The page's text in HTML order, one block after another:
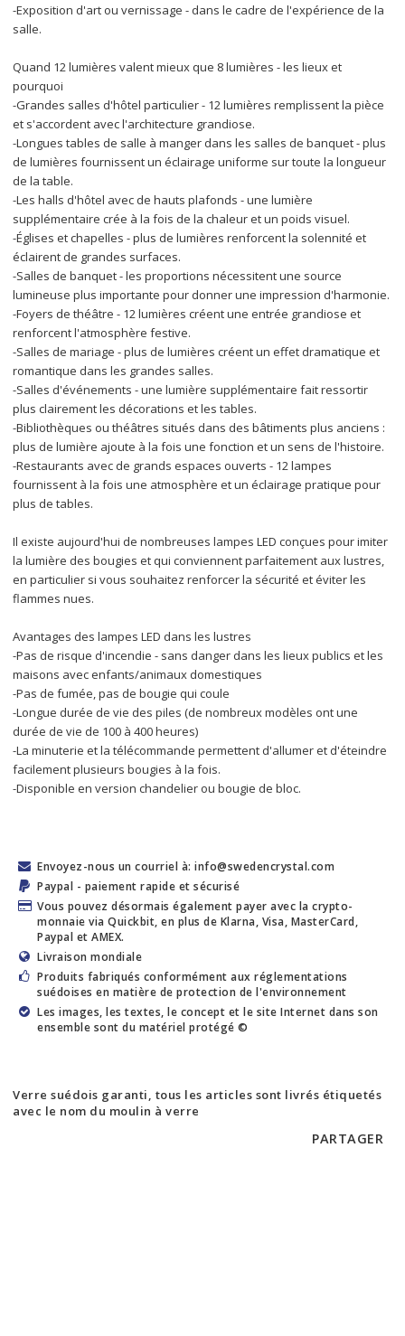
-Exposition d'art ou vernissage - dans le cadre de l'expérience de la
salle.
Quand 12 lumières valent mieux que 8 lumières - les lieux et
pourquoi
-Grandes salles d'hôtel particulier - 12 lumières remplissent la pièce
et s'accordent avec l'architecture grandiose.
-Longues tables de salle à manger dans les salles de banquet - plus
de lumières fournissent un éclairage uniforme sur toute la longueur
de la table.
-Les halls d'hôtel avec de hauts plafonds - une lumière
supplémentaire crée à la fois de la chaleur et un poids visuel.
-Églises et chapelles - plus de lumières renforcent la solennité et
éclairent de grandes surfaces.
-Salles de banquet - les proportions nécessitent une source
lumineuse plus importante pour donner une impression d'harmonie.
-Foyers de théâtre - 12 lumières créent une entrée grandiose et
renforcent l'atmosphère festive.
-Salles de mariage - plus de lumières créent un effet dramatique et
romantique dans les grandes salles.
-Salles d'événements - une lumière supplémentaire fait ressortir
plus clairement les décorations et les tables.
-Bibliothèques ou théâtres situés dans des bâtiments plus anciens :
plus de lumière ajoute à la fois une fonction et un sens de l'histoire.
-Restaurants avec de grands espaces ouverts - 12 lampes
fournissent à la fois une atmosphère et un éclairage pratique pour
plus de tables.
Il existe aujourd'hui de nombreuses lampes LED conçues pour imiter
la lumière des bougies et qui conviennent parfaitement aux lustres,
en particulier si vous souhaitez renforcer la sécurité et éviter les
flammes nues.
Avantages des lampes LED dans les lustres
-Pas de risque d'incendie - sans danger dans les lieux publics et les
maisons avec enfants/animaux domestiques
-Pas de fumée, pas de bougie qui coule
-Longue durée de vie des piles (de nombreux modèles ont une
durée de vie de 100 à 400 heures)
-La minuterie et la télécommande permettent d'allumer et d'éteindre
facilement plusieurs bougies à la fois.
-Disponible en version chandelier ou bougie de bloc.
Envoyez-nous un courriel à: info@swedencrystal.com
Paypal - paiement rapide et sécurisé
Vous pouvez désormais également payer avec la crypto-
monnaie via Quickbit, en plus de Klarna, Visa, MasterCard,
Paypal et AMEX.
Livraison mondiale
Produits fabriqués conformément aux réglementations
suédoises en matière de protection de l'environnement
Les images, les textes, le concept et le site Internet dans son
ensemble sont du matériel protégé ©
Verre suédois garanti, tous les articles sont livrés étiquetés
avec le nom du moulin à verre
PARTAGER